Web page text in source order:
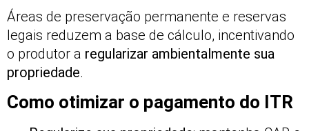
Áreas de preservação permanente e reservas
legais reduzem a base de cálculo, incentivando
o produtor a regularizar ambientalmente sua
propriedade.
Como otimizar o pagamento do ITR